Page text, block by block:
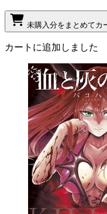
未購入分をまとめてカ
カートに追加しました